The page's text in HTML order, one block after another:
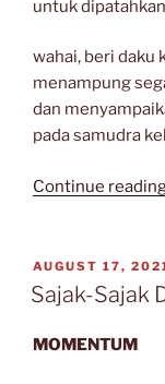
untuk dipatahkan
wahai, beri daku
menampung
dan
pada samudra
Continue
POSTED
ON
AUGUST 17,
Sajak-Sajak
MOMENTUM